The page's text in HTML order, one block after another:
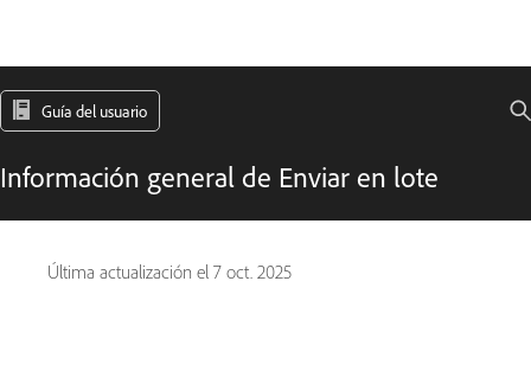
Guía del usuario
Información general de Enviar en lote
Última actualización el 7 oct. 2025